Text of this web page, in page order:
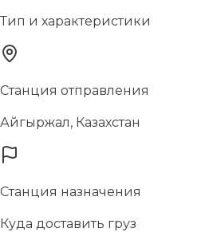
Тип и характеристики
Станция отправления
Айгыржал, Казахстан
Станция назначения
Куда доставить груз